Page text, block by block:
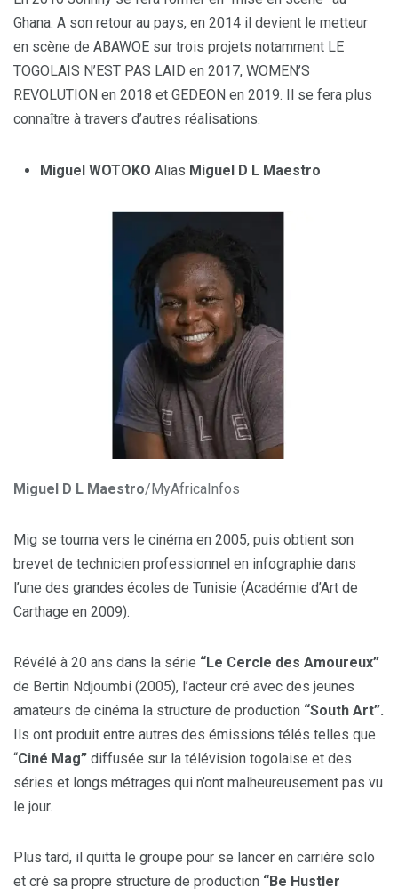
Ghana. A son retour au pays, en 2014 il devient le metteur
en scène de ABAWOE sur trois projets notamment LE
TOGOLAIS N’EST PAS LAID en 2017, WOMEN’S
REVOLUTION en 2018 et GEDEON en 2019. Il se fera plus
connaître à travers d’autres réalisations.
Miguel WOTOKO Alias Miguel D L Maestro
Miguel D L Maestro/MyAfricaInfos
Mig se tourna vers le cinéma en 2005, puis obtient son
brevet de technicien professionnel en infographie dans
l’une des grandes écoles de Tunisie (Académie d’Art de
Carthage en 2009).
Révélé à 20 ans dans la série “Le Cercle des Amoureux”
de Bertin Ndjoumbi (2005), l’acteur cré avec des jeunes
amateurs de cinéma la structure de production “South Art”.
Ils ont produit entre autres des émissions télés telles que
“Ciné Mag” diffusée sur la télévision togolaise et des
séries et longs métrages qui n’ont malheureusement pas vu
le jour.
Plus tard, il quitta le groupe pour se lancer en carrière solo
et cré sa propre structure de production “Be Hustler